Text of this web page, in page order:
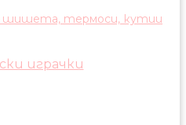
шишета, термоси, кутии
играчки